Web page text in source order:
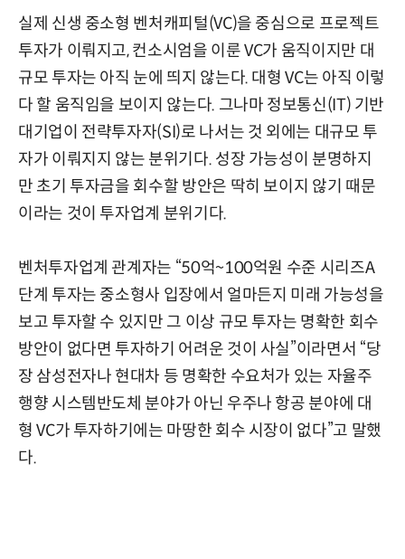
실제 신생 중소형 벤처캐피털(VC)을 중심으로 프로젝트
투자가 이뤄지고, 컨소시엄을 이룬 VC가 움직이지만 대
규모 투자는 아직 눈에 띄지 않는다. 대형 VC는 아직 이렇
다 할 움직임을 보이지 않는다. 그나마 정보통신(IT) 기반
대기업이 전략투자자(SI)로 나서는 것 외에는 대규모 투
자가 이뤄지지 않는 분위기다. 성장 가능성이 분명하지
만 초기 투자금을 회수할 방안은 딱히 보이지 않기 때문
이라는 것이 투자업계 분위기다.
벤처투자업계 관계자는 “50억~100억원 수준 시리즈A
단계 투자는 중소형사 입장에서 얼마든지 미래 가능성을
보고 투자할 수 있지만 그 이상 규모 투자는 명확한 회수
방안이 없다면 투자하기 어려운 것이 사실”이라면서 “당
장 삼성전자나 현대차 등 명확한 수요처가 있는 자율주
행향 시스템반도체 분야가 아닌 우주나 항공 분야에 대
형 VC가 투자하기에는 마땅한 회수 시장이 없다”고 말했
다.